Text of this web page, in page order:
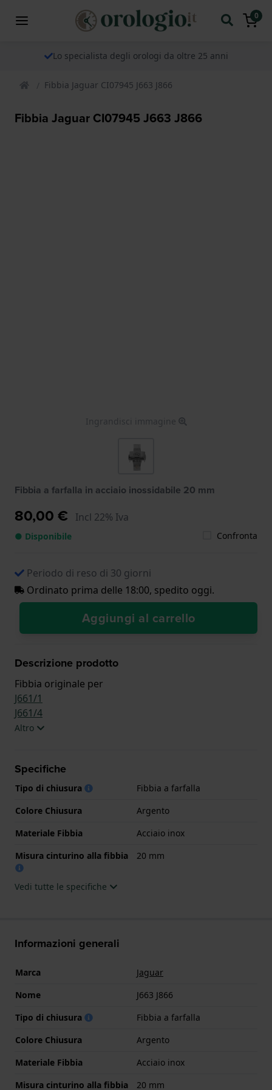
0
Lo specialista degli orologi da oltre 25 anni
Fibbia Jaguar CI07945 J663 J866
Fibbia Jaguar CI07945 J663 J866
Ingrandisci immagine
Fibbia a farfalla in acciaio inossidabile 20 mm
80,00 € Incl 22% Iva
● Disponibile Confronta
Periodo di reso di 30 giorni
Ordinato prima delle 18:00, spedito oggi.
Aggiungi al carrello
Descrizione prodotto
Fibbia originale per
J661/1
J661/4
Altro
Specifiche
Tipo di chiusura
Fibbia a farfalla
Colore Chiusura
Argento
Materiale Fibbia
Acciaio inox
Misura cinturino alla fibbia
20 mm
Vedi tutte le specifiche
Informazioni generali
Marca
Jaguar
Nome
J663 J866
Tipo di chiusura
Fibbia a farfalla
Colore Chiusura
Argento
Materiale Fibbia
Acciaio inox
Misura cinturino alla fibbia
20 mm